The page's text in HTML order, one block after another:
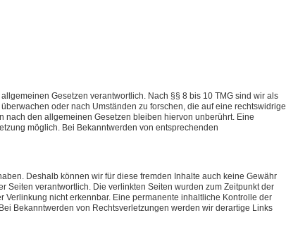
Gesetzen verantwortlich. Nach §§ 8 bis 10 TMG sind wir als
oder nach Umständen zu forschen, die auf eine rechtswidrige
nach den allgemeinen Gesetzen bleiben hiervon unberührt. Eine
möglich. Bei Bekanntwerden von entsprechenden
Deshalb können wir für diese fremden Inhalte auch keine Gewähr
Seiten verantwortlich. Die verlinkten Seiten wurden zum Zeitpunkt der
nicht erkennbar. Eine permanente inhaltliche Kontrolle der
Bekanntwerden von Rechtsverletzungen werden wir derartige Links